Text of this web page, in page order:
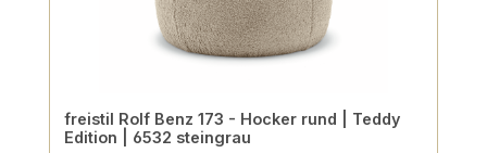
freistil Rolf Benz 173 - Hocker rund | Teddy
Edition | 6532 steingrau